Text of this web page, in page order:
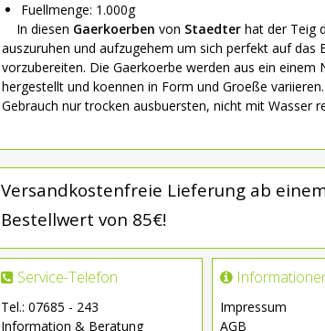
Fuellmenge: 1.000g
In diesen Gaerkoerben von Staedter hat der Teig
auszuruhen und aufzugehem um sich perfekt auf das
vorzubereiten. Die Gaerkoerbe werden aus ein einem
hergestellt und koennen in Form und Groeße
Gebrauch nur trocken ausbuersten, nicht mit Wasser
Versandkostenfreie Lieferung ab
Bestellwert von 85€!
Service-Telefon
Tel.: 07685 - 243
Information & Beratung
Impressum
AGB